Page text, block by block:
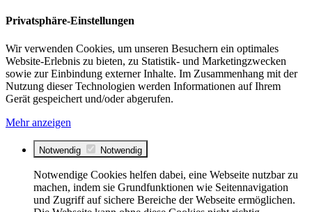
Privatsphäre-Einstellungen
Wir verwenden Cookies, um unseren Besuchern ein optimales
Website-Erlebnis zu bieten, zu Statistik- und Marketingzwecken
sowie zur Einbindung externer Inhalte. Im Zusammenhang mit der
Nutzung dieser Technologien werden Informationen auf Ihrem
Gerät gespeichert und/oder abgerufen.
Mehr anzeigen
Notwendig Notwendig
Notwendige Cookies helfen dabei, eine Webseite nutzbar zu
machen, indem sie Grundfunktionen wie Seitennavigation
und Zugriff auf sichere Bereiche der Webseite ermöglichen.